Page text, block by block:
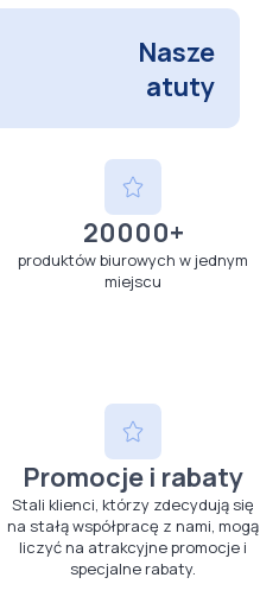
Nasze
atuty
20000+
produktów biurowych w jednym
miejscu
Promocje i rabaty
Stali klienci, którzy zdecydują się
na stałą współpracę z nami, mogą
liczyć na atrakcyjne promocje i
specjalne rabaty.